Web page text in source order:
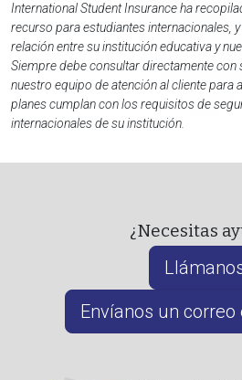
International Student Insurance ha
recurso para estudiantes internacionales,
relación entre su institución educativa y
Siempre debe consultar directamente con
nuestro equipo de atención al cliente para
planes cumplan con los requisitos de
internacionales de su institución.
¿Necesitas
Envíanos un correo